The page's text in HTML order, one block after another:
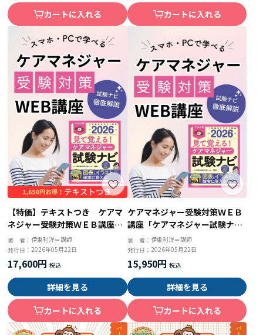
カートに入れる
カートに入れる
【特価】テキストつき ケアマ
ネジャー受験対策ＷＥＢ講座
「ケアマネジャー試験ナビ２０
２６」全セット
著 者：伊東利洋＝講師
発行日：2026年05月22日
17,600円
詳細を見る
カートに入れる
ケアマネジャー受験対策ＷＥＢ
講座「ケアマネジャー試験ナビ
２０２６」全セット
著 者： 伊東利洋＝講師
発行日： 2026年05月22日
15,950円
詳細を見る
カートに入れる